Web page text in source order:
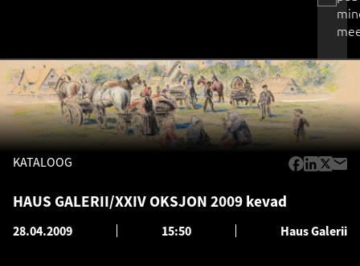
KATALOOG
HAUS GALERII/XXIV OKSJON 2009 kevad
28.04.2009 15:50 Haus Galerii